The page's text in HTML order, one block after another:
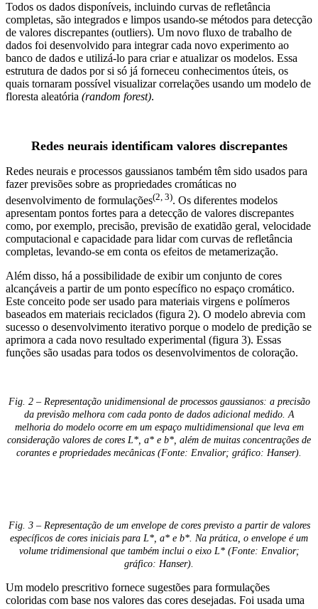
Todos os dados disponíveis, incluindo curvas de refletância
completas, são integrados e limpos usando-se métodos para detecção
de valores discrepantes (outliers). Um novo fluxo de trabalho de
dados foi desenvolvido para integrar cada novo experimento ao
banco de dados e utilizá-lo para criar e atualizar os modelos. Essa
estrutura de dados por si só já forneceu conhecimentos úteis, os
quais tornaram possível visualizar correlações usando um modelo de
floresta aleatória (random forest).
Redes neurais identificam valores discrepantes
Redes neurais e processos gaussianos também têm sido usados para
fazer previsões sobre as propriedades cromáticas no
desenvolvimento de formulações(2, 3). Os diferentes modelos
apresentam pontos fortes para a detecção de valores discrepantes
como, por exemplo, precisão, previsão de exatidão geral, velocidade
computacional e capacidade para lidar com curvas de refletância
completas, levando-se em conta os efeitos de metamerização.
Além disso, há a possibilidade de exibir um conjunto de cores
alcançáveis a partir de um ponto específico no espaço cromático.
Este conceito pode ser usado para materiais virgens e polímeros
baseados em materiais reciclados (figura 2). O modelo abrevia com
sucesso o desenvolvimento iterativo porque o modelo de predição se
aprimora a cada novo resultado experimental (figura 3). Essas
funções são usadas para todos os desenvolvimentos de coloração.
Fig. 2 – Representação unidimensional de processos gaussianos: a precisão
da previsão melhora com cada ponto de dados adicional medido. A
melhoria do modelo ocorre em um espaço multidimensional que leva em
consideração valores de cores L*, a* e b*, além de muitas concentrações de
corantes e propriedades mecânicas (Fonte: Envalior; gráfico: Hanser)​​​​​​​.
Fig. 3 – Representação de um envelope de cores previsto a partir de valores
específicos de cores iniciais para L*, a* e b*. Na prática, o envelope é um
volume tridimensional que também inclui o eixo L* (Fonte: Envalior;
gráfico: Hanser).
Um modelo prescritivo fornece sugestões para formulações
coloridas com base nos valores das cores desejadas. Foi usada uma